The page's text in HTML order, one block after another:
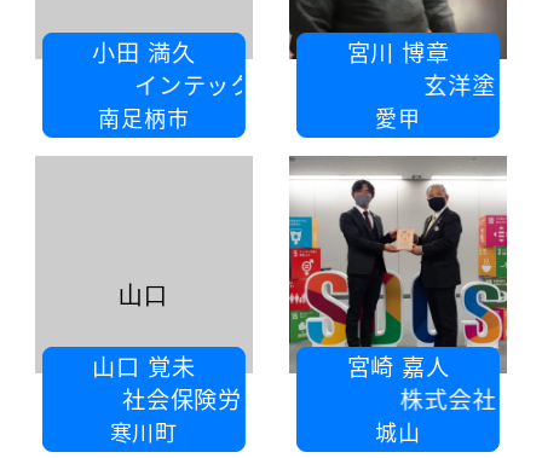
小田 満久
インテックス株式会社
南足柄市
宮川 博章
玄洋塗装
愛甲
山口 覚未
保険労務士法人森労務
寒川町
山口
宮崎 嘉人
株式会社宮崎塗装
城山